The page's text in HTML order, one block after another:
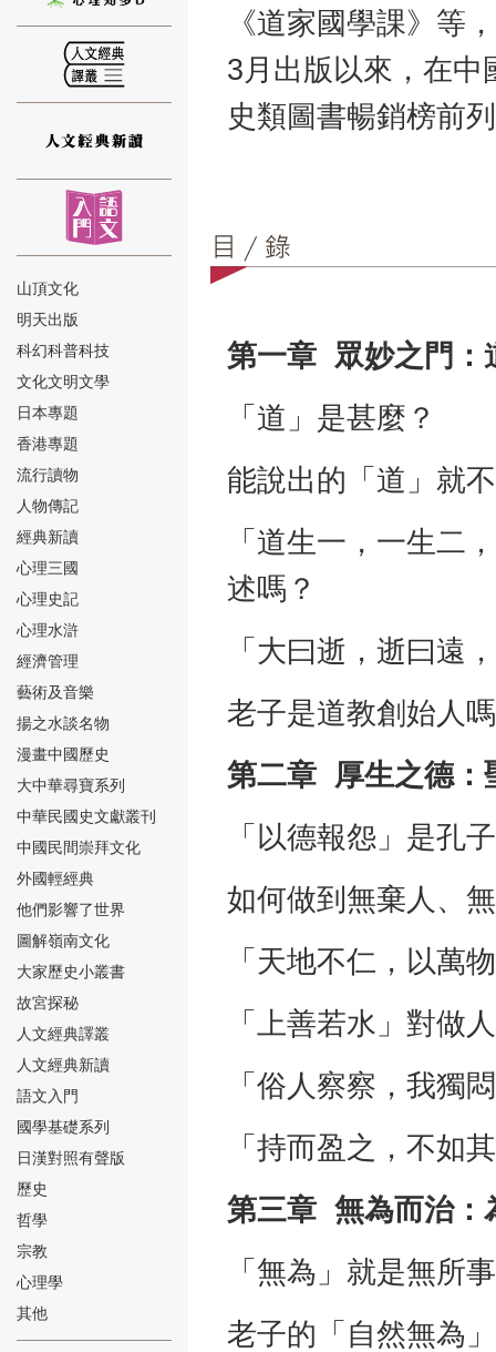
⑫
⑬
⑭
⑮
⑯
⑰
⑱
山頂文化
明天出版
科幻科普科技
文化文明文學
日本專題
香港專題
流行讀物
人物傳記
經典新讀
心理三國
心理史記
心理水滸
經濟管理
藝術及音樂
揚之水談名物
漫畫中國歷史
大中華尋寶系列
中華民國史文獻叢刊
中國民間崇拜文化
外國輕經典
他們影響了世界
圖解嶺南文化
大家歷史小叢書
故宮探秘
人文經典譯叢
人文經典新讀
語文入門
國學基礎系列
日漢對照有聲版
歷史
哲學
宗教
心理學
其他
《道家國學課》等
3月出版以來，在中
史類圖書暢銷榜前
第一章 眾妙之門：
「道」是甚麼？
能說出的「道」就
「道生一，一生二
述嗎？
「大曰逝，逝曰遠
老子是道教創始人
第二章 厚生之德：
「以德報怨」是孔
如何做到無棄人、
「天地不仁，以萬
「上善若水」對做
「俗人察察，我獨
「持而盈之，不如
第三章 無為而治：
「無為」就是無所
老子的「自然無為